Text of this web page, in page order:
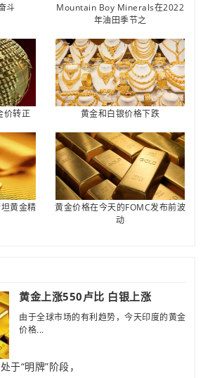
斗
Mountain Boy Minerals在2022
年油田季节之
价转正 黄金和白银价格下跌
黄金精
黄金价格在今天的FOMC发布前波
动
黄金上涨550卢比 白银上涨
由于全球市场的有利趋势，今天印度的黄金
价格...
于“明牌”阶段，